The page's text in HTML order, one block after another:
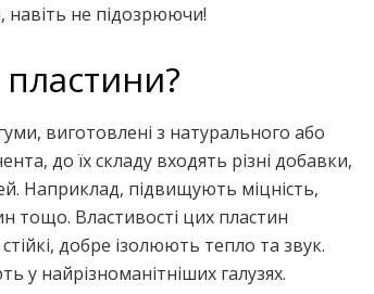
не підозрюючи!
пластини?
виготовлені з натурального або
до їх складу входять різні добавки,
Наприклад, підвищують міцність,
тощо. Властивості цих пластин
добре ізолюють тепло та звук.
у найрізноманітніших галузях.